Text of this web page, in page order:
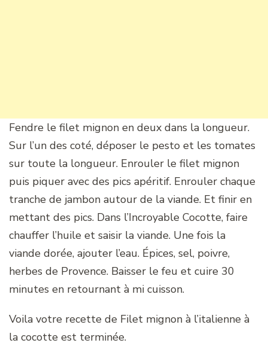
Fendre le filet mignon en deux dans la longueur.
Sur l’un des coté, déposer le pesto et les tomates
sur toute la longueur. Enrouler le filet mignon
puis piquer avec des pics apéritif. Enrouler chaque
tranche de jambon autour de la viande. Et finir en
mettant des pics. Dans l’Incroyable Cocotte, faire
chauffer l’huile et saisir la viande. Une fois la
viande dorée, ajouter l’eau. Épices, sel, poivre,
herbes de Provence. Baisser le feu et cuire 30
minutes en retournant à mi cuisson.
Voila votre recette de Filet mignon à l’italienne à
la cocotte est terminée.